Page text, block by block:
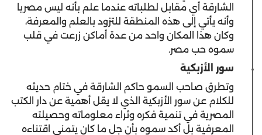
الشارقة أي مقابل لطلباته عندما علم بأنه ليس مصريا
وأنه يأتي إلى هذه المنطقة للتزود بالعلم والمعرفة،
وكان هذا المكان واحد من عدة أماكن زرعت في قلب
سموه حب مصر.
سور الأزبكية
وتطرق صاحب السمو حاكم الشارقة في ختام حديثه
للكلام عن سور الأزبكية الذي لا يقل أهمية عن دار الكتب
المصرية في تنمية فكره وثراء معلوماته وحصيلته
المعرفية بل أكد سموه بأن جل ما كان يتمنى اقتناءه